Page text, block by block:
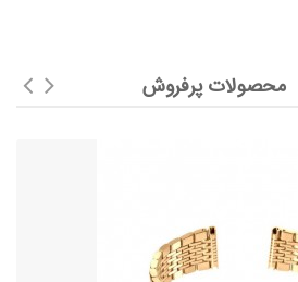
محصولات پرفروش